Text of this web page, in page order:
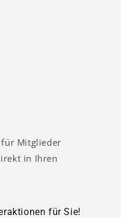
Mitglieder
in Ihren
für Sie!